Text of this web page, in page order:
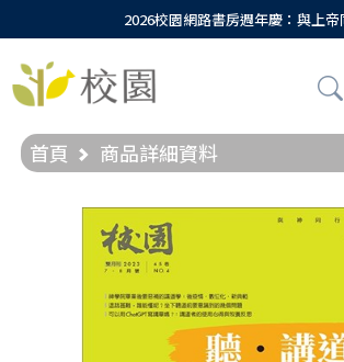
2026校園網路書房週年慶：與上帝
首頁 商品詳細資料